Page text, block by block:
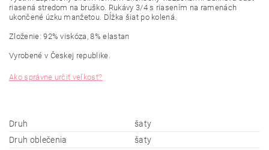
riasená stredom na bruško. Rukávy 3/4 s riasením na ramenách
ukončené úzku manžetou. Dĺžka šiat po kolená.
Zloženie: 92% viskóza, 8% elastan
Vyrobené v Českej republike.
Ako správne určiť veľkosť?
Druh
šaty
Druh oblečenia
šaty